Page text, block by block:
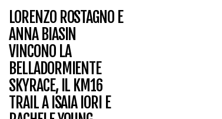
LORENZO ROSTAGNO E
ANNA BIASIN
VINCONO LA
BELLADORMIENTE
SKYRACE, IL KM16
TRAIL A ISAIA IORI E